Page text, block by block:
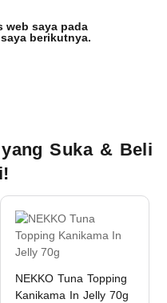
web saya pada
berikutnya.
Suka & Beli
NEKKO Tuna Topping
Kanikama In Jelly 70g